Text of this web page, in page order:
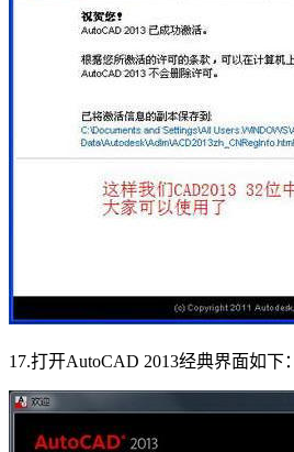
17.打开AutoCAD 2013经典界面如下：